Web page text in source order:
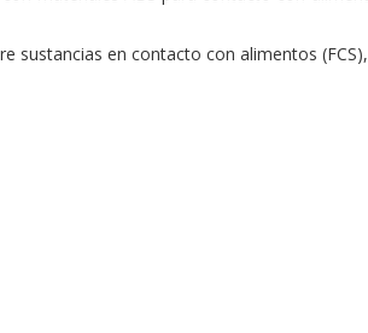
sustancias en contacto con alimentos